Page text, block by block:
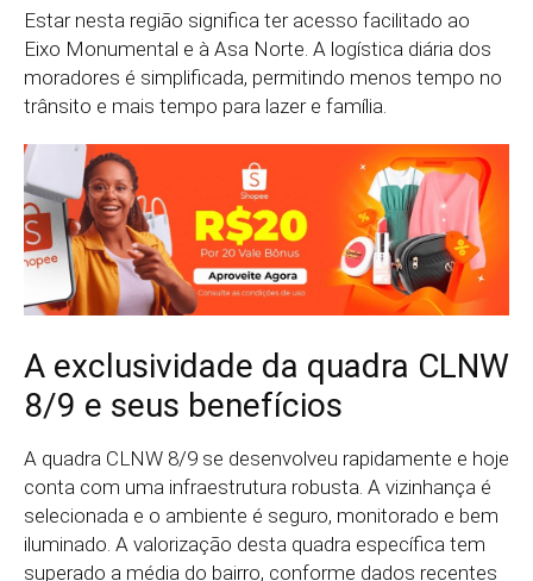
Estar nesta região significa ter acesso facilitado ao
Eixo Monumental e à Asa Norte. A logística diária dos
moradores é simplificada, permitindo menos tempo no
trânsito e mais tempo para lazer e família.
A exclusividade da quadra CLNW
8/9 e seus benefícios
A quadra CLNW 8/9 se desenvolveu rapidamente e hoje
conta com uma infraestrutura robusta. A vizinhança é
selecionada e o ambiente é seguro, monitorado e bem
iluminado. A valorização desta quadra específica tem
superado a média do bairro, conforme dados recentes